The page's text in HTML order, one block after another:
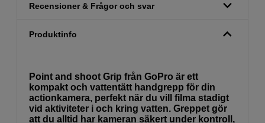
Recensioner & Frågor och svar
Produktinfo
Point and shoot Grip från GoPro är ett
kompakt och vattentätt handgrepp för din
actionkamera, perfekt när du vill filma stadigt
vid aktiviteter i och kring vatten. Greppet gör
att du alltid har kameran säkert under kontroll,